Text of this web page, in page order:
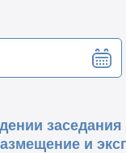
заседания
и